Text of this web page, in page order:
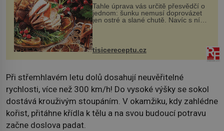
Tahle úprava vás určitě přesvědčí o
jednom: šunku nemusí doprovázet
jen ostré a slané chutě. Navíc s ní
nakrmíte poměrně hodně hladových
krků. Ingredience sádlo 3 kg šunky
vcelku 3 stroužky česneku hl...
tisicereceptu.cz
Při střemhlavém letu dolů dosahují neuvěřitelné
rychlosti, více než 300 km/h! Do vysoké výšky se sokol
dostává krouživým stoupáním. V okamžiku, kdy zahlédne
kořist, přitáhne křídla k tělu a na svou budoucí potravu
začne doslova padat.